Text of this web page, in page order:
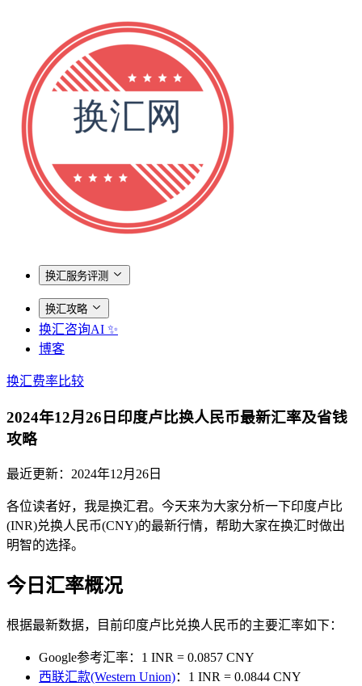
换汇服务评测
换汇攻略
换汇咨询AI ✨
博客
换汇费率比较
2024年12月26日印度卢比换人民币最新汇率及省钱
攻略
最近更新： 2024年12月26日
各位读者好，我是换汇君。今天来为大家分析一下印度卢比
(INR)兑换人民币(CNY)的最新行情，帮助大家在换汇时做出
明智的选择。
今日汇率概况
根据最新数据，目前印度卢比兑换人民币的主要汇率如下：
Google参考汇率：1 INR = 0.0857 CNY
西联汇款(Western Union)：1 INR = 0.0844 CNY